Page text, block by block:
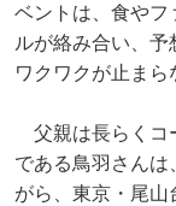
ベントは、食やフ
ルが絡み合い、
ワクワクが止まら
父親は長らくコ
である鳥羽さんは
がら、東京・尾